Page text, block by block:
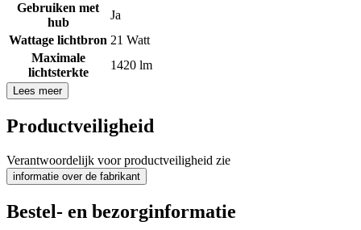
Gebruiken met
hub
Ja
Wattage lichtbron 21 Watt
Maximale
lichtsterkte
1420 lm
Lees meer
Productveiligheid
Verantwoordelijk voor productveiligheid zie
informatie over de fabrikant
Bestel- en bezorginformatie